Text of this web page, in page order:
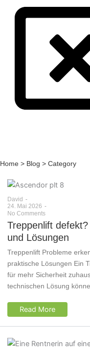
Home > Blog > Category
David -
24. Mai 2026 -
No Comments
Treppenlift
und Lösungen
Treppenlift Probleme
praktische Lösungen Ein
für mehr Sicherheit
technischen Lösung
Read More